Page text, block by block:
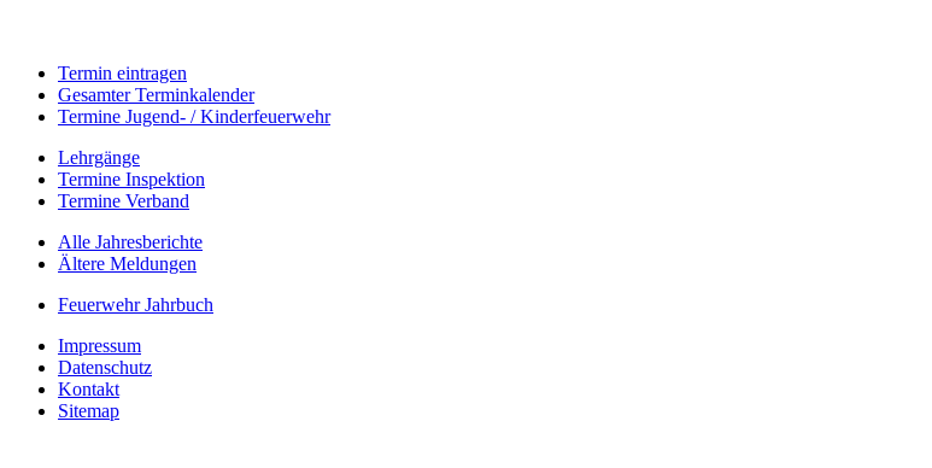
Termin eintragen
Gesamter Terminkalender
Termine Jugend- / Kinderfeuerwehr
Lehrgänge
Termine Inspektion
Termine Verband
Alle Jahresberichte
Ältere Meldungen
Feuerwehr Jahrbuch
Impressum
Datenschutz
Kontakt
Sitemap